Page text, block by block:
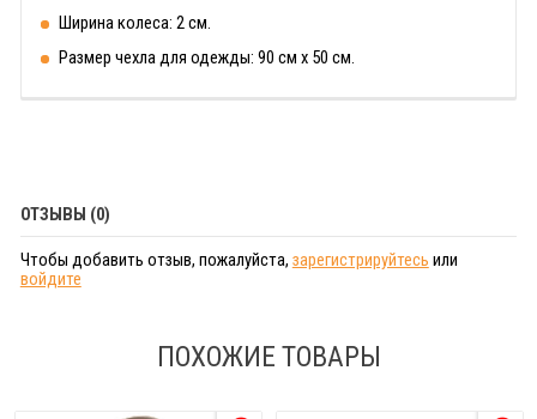
Ширина колеса: 2 см.
Размер чехла для одежды: 90 см х 50 см.
ОТЗЫВЫ (0)
Чтобы добавить отзыв, пожалуйста, зарегистрируйтесь или
войдите
ПОХОЖИЕ ТОВАРЫ